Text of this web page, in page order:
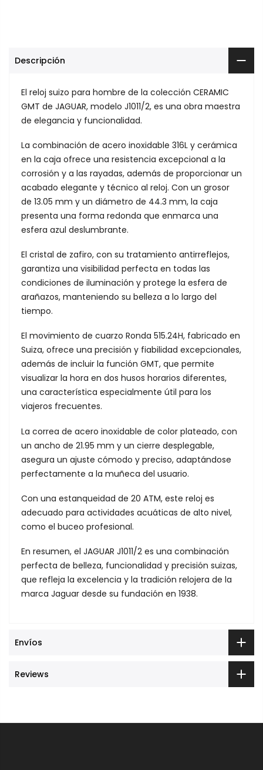
Descripción
El reloj suizo para hombre de la colección CERAMIC
GMT de JAGUAR, modelo J1011/2, es una obra maestra
de elegancia y funcionalidad.
La combinación de acero inoxidable 316L y cerámica
en la caja ofrece una resistencia excepcional a la
corrosión y a las rayadas, además de proporcionar un
acabado elegante y técnico al reloj. Con un grosor
de 13.05 mm y un diámetro de 44.3 mm, la caja
presenta una forma redonda que enmarca una
esfera azul deslumbrante.
El cristal de zafiro, con su tratamiento antirreflejos,
garantiza una visibilidad perfecta en todas las
condiciones de iluminación y protege la esfera de
arañazos, manteniendo su belleza a lo largo del
tiempo.
El movimiento de cuarzo Ronda 515.24H, fabricado en
Suiza, ofrece una precisión y fiabilidad excepcionales,
además de incluir la función GMT, que permite
visualizar la hora en dos husos horarios diferentes,
una característica especialmente útil para los
viajeros frecuentes.
La correa de acero inoxidable de color plateado, con
un ancho de 21.95 mm y un cierre desplegable,
asegura un ajuste cómodo y preciso, adaptándose
perfectamente a la muñeca del usuario.
Con una estanqueidad de 20 ATM, este reloj es
adecuado para actividades acuáticas de alto nivel,
como el buceo profesional.
En resumen, el JAGUAR J1011/2 es una combinación
perfecta de belleza, funcionalidad y precisión suizas,
que refleja la excelencia y la tradición relojera de la
marca Jaguar desde su fundación en 1938.
Envíos
Reviews